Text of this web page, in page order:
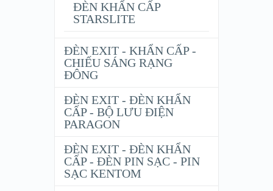
ĐÈN KHẨN CẤP
STARSLITE
ĐÈN EXIT - KHẨN CẤP -
CHIẾU SÁNG RẠNG
ĐÔNG
ĐÈN EXIT - ĐÈN KHẨN
CẤP - BỘ LƯU ĐIỆN
PARAGON
ĐÈN EXIT - ĐÈN KHẨN
CẤP - ĐÈN PIN SẠC - PIN
SẠC KENTOM